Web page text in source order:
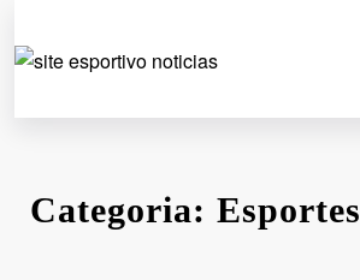
para
Categoria: Esportes